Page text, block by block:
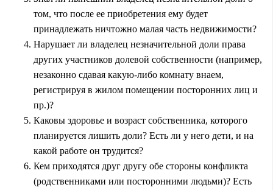
том, что после ее приобретения ему будет
принадлежать ничтожно малая часть недвижимости?
Нарушает ли владелец незначительной доли права
других участников долевой собственности (например,
незаконно сдавая какую-либо комнату внаем,
регистрируя в жилом помещении посторонних лиц и
пр.)?
Каковы здоровье и возраст собственника, которого
планируется лишить доли? Есть ли у него дети, и на
какой работе он трудится?
Кем приходятся друг другу обе стороны конфликта
(родственниками или посторонними людьми)? Есть